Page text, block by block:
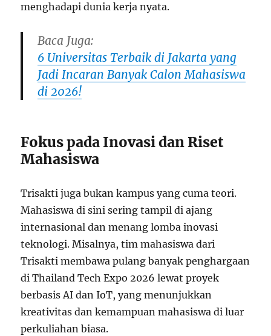
menghadapi dunia kerja nyata.
Baca Juga:
6 Universitas Terbaik di Jakarta yang
Jadi Incaran Banyak Calon Mahasiswa
di 2026!
Fokus pada Inovasi dan Riset
Mahasiswa
Trisakti juga bukan kampus yang cuma teori.
Mahasiswa di sini sering tampil di ajang
internasional dan menang lomba inovasi
teknologi. Misalnya, tim mahasiswa dari
Trisakti membawa pulang banyak penghargaan
di Thailand Tech Expo 2026 lewat proyek
berbasis AI dan IoT, yang menunjukkan
kreativitas dan kemampuan mahasiswa di luar
perkuliahan biasa.